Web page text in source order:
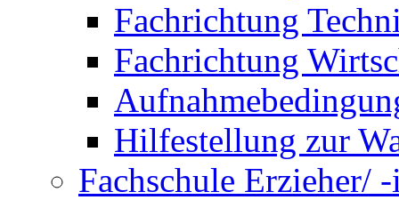
Fachrichtung
Fachrichtung
Hilfestellung zur
Fachschule Erzieher/